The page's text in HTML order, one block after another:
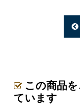
ログイン・マイページ
この商品
ています